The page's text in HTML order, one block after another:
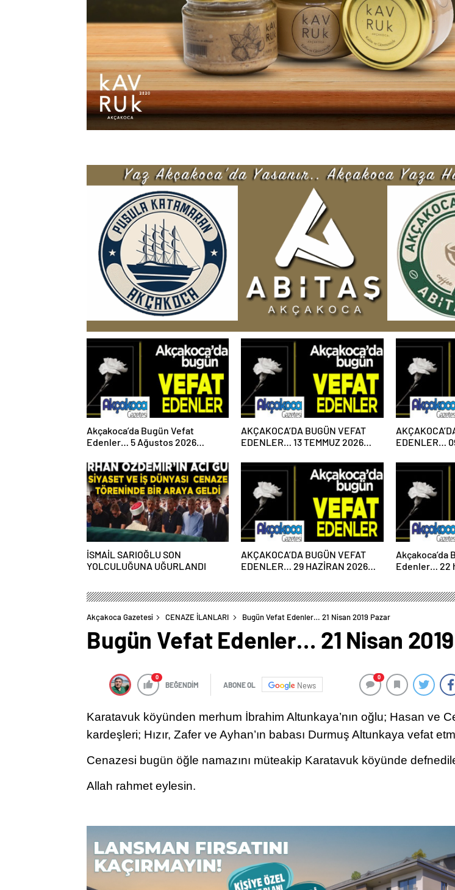
Akçakoca’da Bugün Vefat
Edenler… 5 Ağustos 2026
AKÇAKOCA’DA BUGÜN VEFAT
EDENLER… 13 TEMMUZ 2026
EDENLER…
İSMAİL SARIOĞLU SON
YOLCULUĞUNA UĞURLANDI
AKÇAKOCA’DA BUGÜN VEFAT
EDENLER… 29 HAZİRAN 2026
Akçakoca’da
Edenler… 22
Akçakoca Gazetesi CENAZE İLANLARI Bugün Vefat Edenler… 21 Nisan 2019 Pazar
Bugün Vefat Edenler… 21 Nisan
0
BEĞENDİM ABONE OL News
0
Karatavuk köyünden merhum İbrahim Altunkaya’nın oğlu; Hasan ve
kardeşleri; Hızır, Zafer ve Ayhan’ın babası Durmuş Altunkaya vefat
Cenazesi bugün öğle namazını müteakip Karatavuk köyünde
Allah rahmet eylesin.